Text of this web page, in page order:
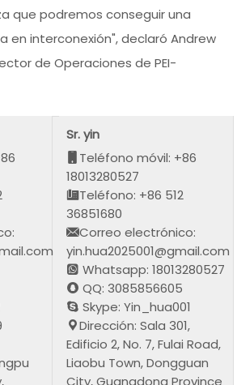
que podremos conseguir una
en interconexión", declaró Andrew
de Operaciones de PEI-
Sr. yin
Teléfono móvil: +86
18013280527
Teléfono: +86 512
36851680
Correo electrónico:
yin.hua2025001@gmail.com
Whatsapp: 18013280527
QQ: 3085856605
Skype: Yin_hua001
Dirección: Sala 301,
Edificio 2, No. 7, Fulai Road,
Liaobu Town, Dongguan
City, Guangdong Province